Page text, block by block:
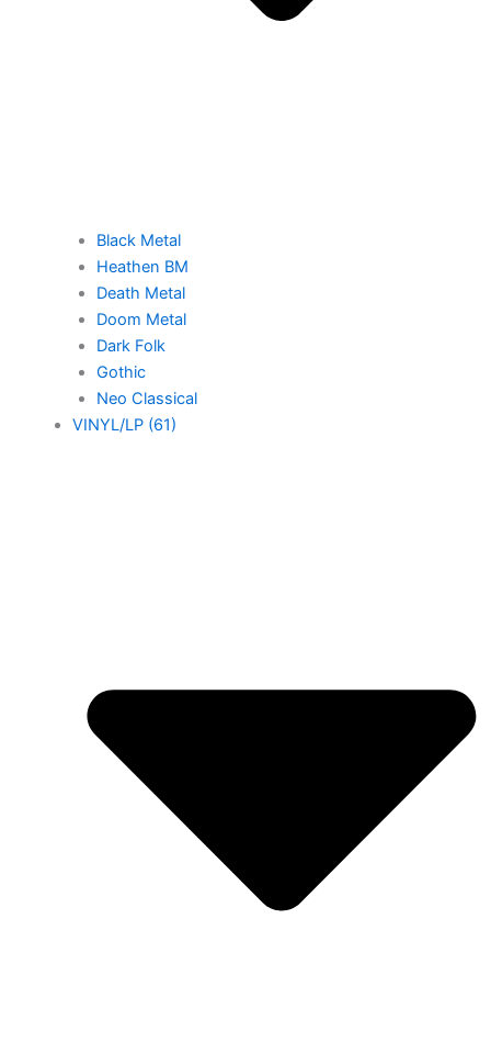
Black Metal
Heathen BM
Death Metal
Doom Metal
Dark Folk
Gothic
Neo Classical
VINYL/LP (61)